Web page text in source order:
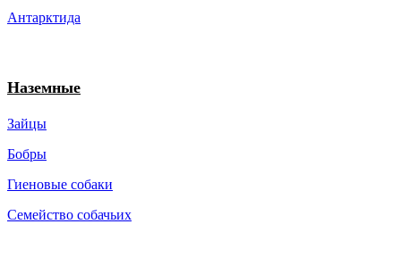
Антарктида
Наземные
Зайцы
Бобры
Гиеновые собаки
Семейство собачьих